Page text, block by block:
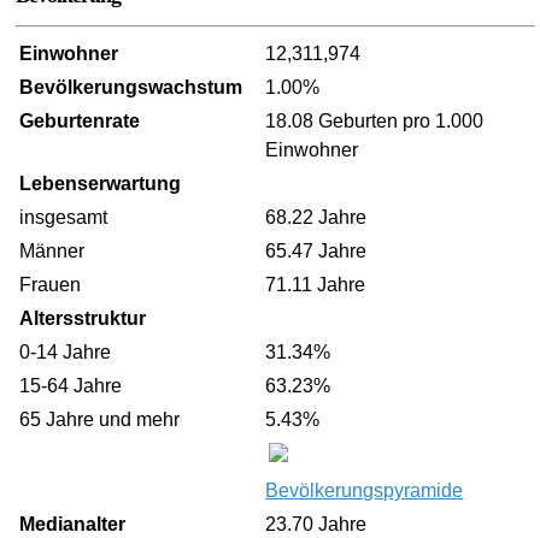
Einwohner
12,311,974
Bevölkerungswachstum
1.00%
Geburtenrate
18.08 Geburten pro 1.000
Einwohner
Lebenserwartung
insgesamt
68.22 Jahre
Männer
65.47 Jahre
Frauen
71.11 Jahre
Altersstruktur
0-14 Jahre
31.34%
15-64 Jahre
63.23%
65 Jahre und mehr
5.43%
Bevölkerungspyramide
Medianalter
23.70 Jahre